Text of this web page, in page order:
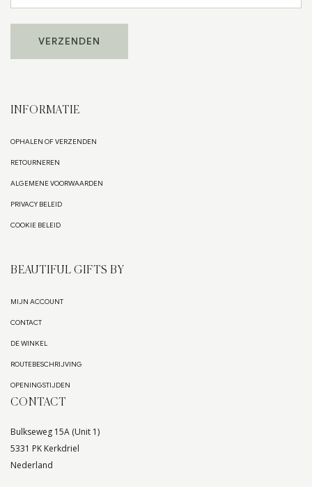
INFORMATIE
OPHALEN OF VERZENDEN
RETOURNEREN
ALGEMENE VOORWAARDEN
PRIVACY BELEID
COOKIE BELEID
BEAUTIFUL GIFTS BY
MIJN ACCOUNT
CONTACT
DE WINKEL
ROUTEBESCHRIJVING
OPENINGSTIJDEN
CONTACT
Bulkseweg 15A (Unit 1)
5331 PK Kerkdriel
Nederland